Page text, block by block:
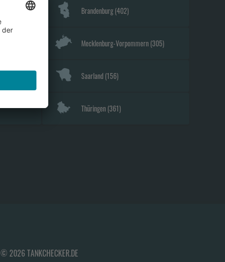
Brandenburg(402)
Mecklenburg-Vorpommern(305)
Saarland(156)
Thüringen(361)
© 2026 TANKCHECKER.DE